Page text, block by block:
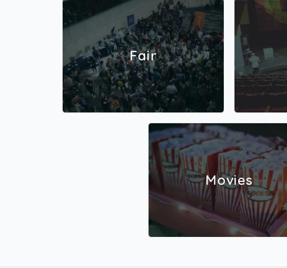
Fair
Movies